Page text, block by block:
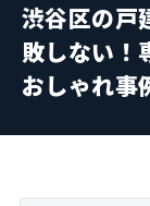
渋谷区の戸
敗しない！
おしゃれ事